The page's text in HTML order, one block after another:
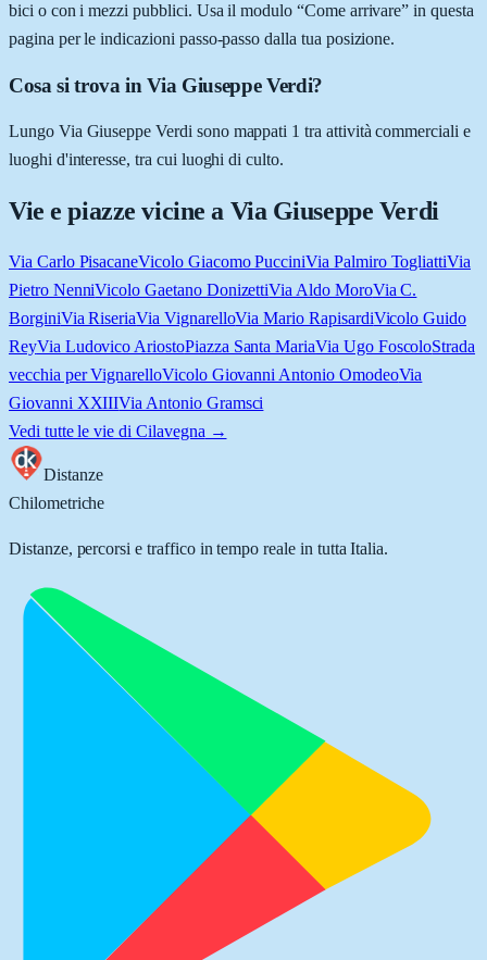
bici o con i mezzi pubblici. Usa il modulo “Come arrivare” in questa
pagina per le indicazioni passo-passo dalla tua posizione.
Cosa si trova in Via Giuseppe Verdi?
Lungo Via Giuseppe Verdi sono mappati 1 tra attività commerciali e
luoghi d'interesse, tra cui luoghi di culto.
Vie e piazze vicine a Via Giuseppe Verdi
Via Carlo PisacaneVicolo Giacomo PucciniVia Palmiro TogliattiVia
Pietro NenniVicolo Gaetano DonizettiVia Aldo MoroVia C.
BorginiVia RiseriaVia VignarelloVia Mario RapisardiVicolo Guido
ReyVia Ludovico AriostoPiazza Santa MariaVia Ugo FoscoloStrada
vecchia per VignarelloVicolo Giovanni Antonio OmodeoVia
Giovanni XXIIIVia Antonio Gramsci
Vedi tutte le vie di Cilavegna →
Distanze
Chilometriche
Distanze, percorsi e traffico in tempo reale in tutta Italia.